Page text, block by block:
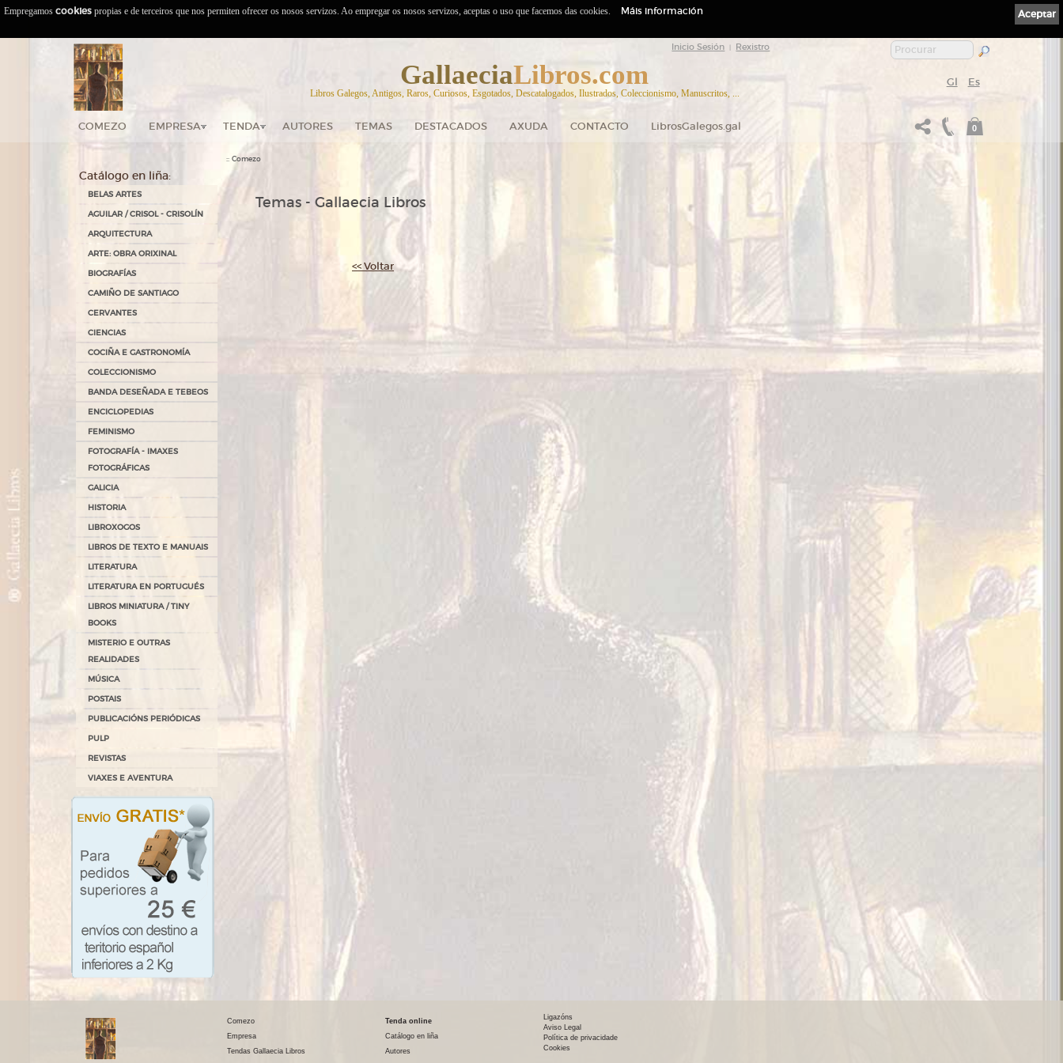
Inicio Sesión Rexistro
GallaeciaLibros.com
Libros Galegos, Antigos, Raros, Curiosos, Esgotados, Descatalogados, Ilustrados, Coleccionismo, Manuscritos, ...
Gl Es
COMEZO EMPRESA TENDA AUTORES TEMAS DESTACADOS AXUDA CONTACTO LibrosGalegos.gal 0
Catálogo en liña:
BELAS ARTES
AGUILAR / CRISOL - CRISOLÍN
ARQUITECTURA
ARTE: OBRA ORIXINAL
BIOGRAFÍAS
CAMIÑO DE SANTIAGO
CERVANTES
CIENCIAS
COCIÑA E GASTRONOMÍA
COLECCIONISMO
BANDA DESEÑADA E TEBEOS
ENCICLOPEDIAS
FEMINISMO
FOTOGRAFÍA - IMAXES
FOTOGRÁFICAS
GALICIA
HISTORIA
LIBROXOGOS
LIBROS DE TEXTO E MANUAIS
LITERATURA
LITERATURA EN PORTUGUÉS
LIBROS MINIATURA / TINY
BOOKS
MISTERIO E OUTRAS
REALIDADES
MÚSICA
POSTAIS
PUBLICACIÓNS PERIÓDICAS
PULP
REVISTAS
VIAXES E AVENTURA
:: Comezo
Temas - Gallaecia Libros
<< Voltar
Comezo
Empresa
Tendas Gallaecia Libros
Tenda online
Catálogo en liña
Autores
Ligazóns
Aviso Legal
Política de privacidade
Cookies
Aceptar
Empregamos cookies propias e de terceiros que nos permiten ofrecer os nosos servizos. Ao empregar os nosos servizos, aceptas o uso que facemos das cookies. Máis información